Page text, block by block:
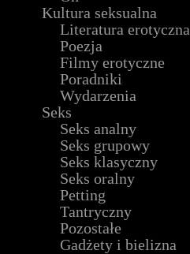
Kultura seksualna
Literatura erotyczna
Poezja
Filmy erotyczne
Poradniki
Wydarzenia
Seks
Seks analny
Seks grupowy
Seks klasyczny
Seks oralny
Petting
Tantryczny
Pozostałe
Gadżety i bielizna